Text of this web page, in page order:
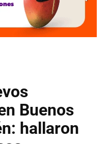
Buenos
hallaron